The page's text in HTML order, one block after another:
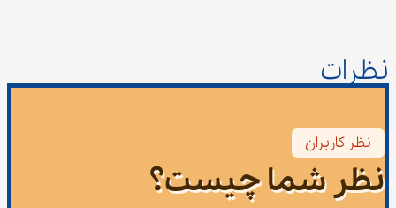
نظرات
نظر کاربران
نظر شما چیست؟